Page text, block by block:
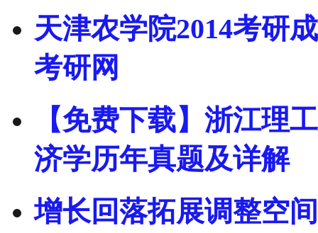
天津农学院2014考研
考研网
【免费下载】浙江理
济学历年真题及详解
增长回落拓展调整空